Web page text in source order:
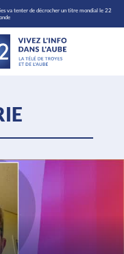
va tenter de décrocher un titre mondial le 22